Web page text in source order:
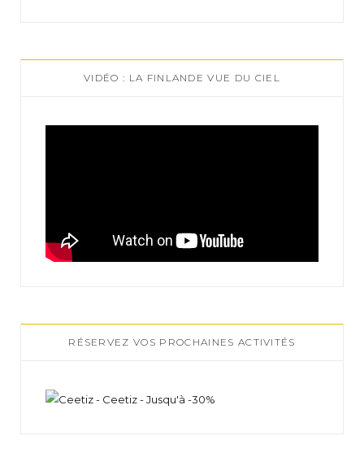
VIDÉO : LA FINLANDE VUE DU CIEL
RÉSERVEZ VOS PROCHAINES ACTIVITÉS